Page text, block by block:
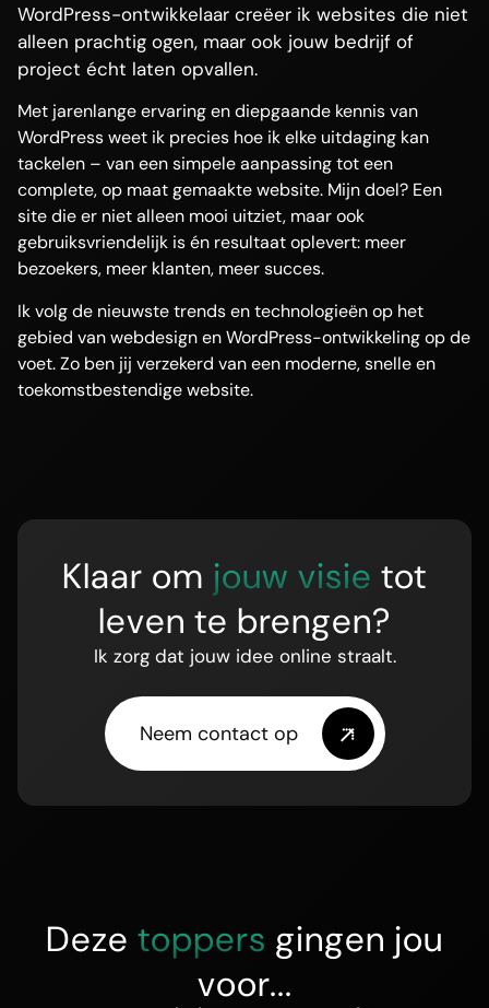
WordPress-ontwikkelaar creëer ik websites die niet
alleen prachtig ogen, maar ook jouw bedrijf of
project écht laten opvallen.
Met jarenlange ervaring en diepgaande kennis van
WordPress weet ik precies hoe ik elke uitdaging kan
tackelen – van een simpele aanpassing tot een
complete, op maat gemaakte website. Mijn doel? Een
site die er niet alleen mooi uitziet, maar ook
gebruiksvriendelijk is én resultaat oplevert: meer
bezoekers, meer klanten, meer succes.
Ik volg de nieuwste trends en technologieën op het
gebied van webdesign en WordPress-ontwikkeling op de
voet. Zo ben jij verzekerd van een moderne, snelle en
toekomstbestendige website.
Klaar om jouw visie tot
leven te brengen?
Ik zorg dat jouw idee online straalt.
Neem contact op
Deze toppers gingen jou
voor...